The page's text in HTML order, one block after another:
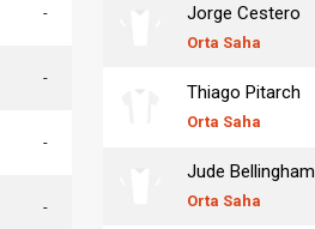
-
-
-
-
Jorge Cestero
Orta Saha
Thiago Pitarch
Orta Saha
Jude Bellingham
Orta Saha